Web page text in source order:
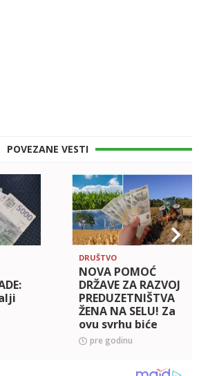
POVEZANE VESTI
DRUŠTVO
NOVA POMOĆ
DRŽAVE ZA RAZVOJ
PREDUZETNIŠTVA
ŽENA NA SELU! Za
ovu svrhu biće
izdvojeno 50
miliona dinara
pre godinu